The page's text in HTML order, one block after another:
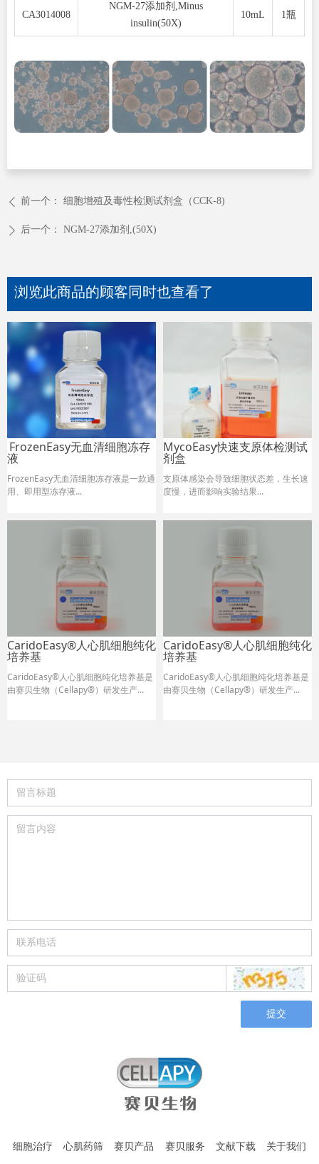
CA3014008
NGM-27添加剂,Minus
insulin(50X)
10mL 1瓶
ꄴ 前一个： 细胞增殖及毒性检测试剂盒（CCK-8)
ꄲ 后一个： NGM-27添加剂,(50X)
浏览此商品的顾客同时也查看了
FrozenEasy无血清细胞冻存
液
FrozenEasy无血清细胞冻存液是一款通
用、即用型冻存液...
MycoEasy快速支原体检测试
剂盒
支原体感染会导致细胞状态差，生长速
度慢，进而影响实验结果...
CaridoEasy®人心肌细胞纯化
培养基
CaridoEasy®人心肌细胞纯化培养基是
由赛贝生物（Cellapy®）研发生产...
CaridoEasy®人心肌细胞纯化
培养基
CaridoEasy®人心肌细胞纯化培养基是
由赛贝生物（Cellapy®）研发生产...
细胞治疗 心肌药筛 赛贝产品 赛贝服务 文献下载 关于我们
提交